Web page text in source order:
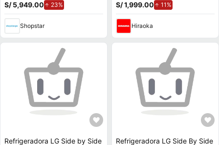
S/ 5,949.00 23%
Shopstar
S/ 1,999.00 11%
Hiraoka
Refrigeradora LG Side by Side
Refrigeradora LG Side By Side